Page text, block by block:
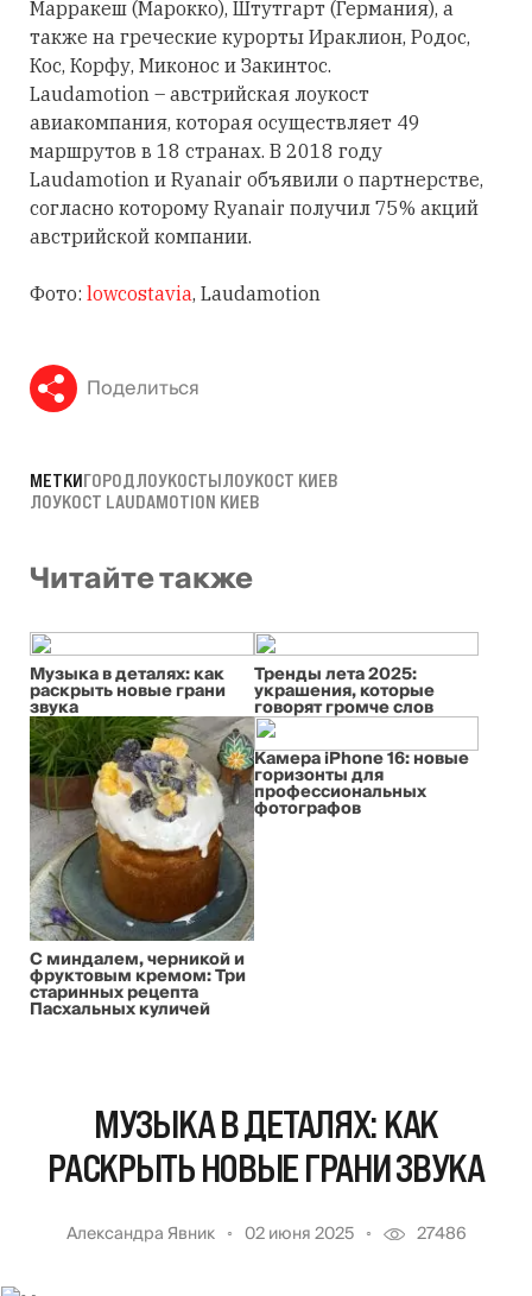
Марракеш (Марокко), Штутгарт (Германия), а
также на греческие курорты Ираклион, Родос,
Кос, Корфу, Миконос и Закинтос.
Laudamotion – австрийская лоукост
авиакомпания, которая осуществляет 49
маршрутов в 18 странах. В 2018 году
Laudamotion и Ryanair объявили о партнерстве,
согласно которому Ryanair получил 75% акций
австрийской компании.
Фото: lowcostavia, Laudamotion
Поделиться
МЕТКИГОРОДЛОУКОСТЫЛОУКОСТ КИЕВ
ЛОУКОСТ LAUDAMOTION КИЕВ
Читайте также
Музыка в деталях: как
раскрыть новые грани
звука
Тренды лета 2025:
украшения, которые
говорят громче слов
С миндалем, черникой и
фруктовым кремом: Три
старинных рецепта
Пасхальных куличей
Камера iPhone 16: новые
горизонты для
профессиональных
фотографов
МУЗЫКА В ДЕТАЛЯХ: КАК
РАСКРЫТЬ НОВЫЕ ГРАНИ ЗВУКА
Александра Явник 02 июня 2025 27486